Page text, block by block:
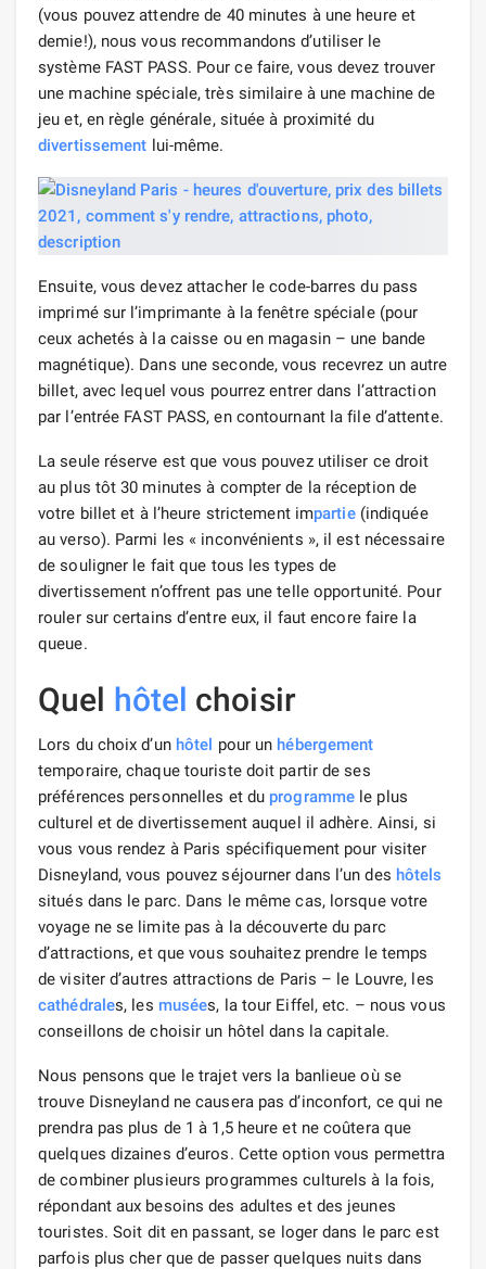
(vous pouvez attendre de 40 minutes à une heure et
demie!), nous vous recommandons d’utiliser le
système FAST PASS. Pour ce faire, vous devez trouver
une machine spéciale, très similaire à une machine de
jeu et, en règle générale, située à proximité du
divertissement lui-même.
Ensuite, vous devez attacher le code-barres du pass
imprimé sur l’imprimante à la fenêtre spéciale (pour
ceux achetés à la caisse ou en magasin – une bande
magnétique). Dans une seconde, vous recevrez un autre
billet, avec lequel vous pourrez entrer dans l’attraction
par l’entrée FAST PASS, en contournant la file d’attente.
La seule réserve est que vous pouvez utiliser ce droit
au plus tôt 30 minutes à compter de la réception de
votre billet et à l’heure strictement impartie(indiquée
au verso). Parmi les « inconvénients », il est nécessaire
de souligner le fait que tous les types de
divertissement n’offrent pas une telle opportunité. Pour
rouler sur certains d’entre eux, il faut encore faire la
queue.
Quel hôtel choisir
Lors du choix d’un hôtel pour un hébergement
temporaire, chaque touriste doit partir de ses
préférences personnelles et du programme le plus
culturel et de divertissement auquel il adhère. Ainsi, si
vous vous rendez à Paris spécifiquement pour visiter
Disneyland, vous pouvez séjourner dans l’un des hôtels
situés dans le parc. Dans le même cas, lorsque votre
voyage ne se limite pas à la découverte du parc
d’attractions, et que vous souhaitez prendre le temps
de visiter d’autres attractions de Paris – le Louvre, les
cathédrales, les musées, la tour Eiffel, etc. – nous vous
conseillons de choisir un hôtel dans la capitale.
Nous pensons que le trajet vers la banlieue où se
trouve Disneyland ne causera pas d’inconfort, ce qui ne
prendra pas plus de 1 à 1,5 heure et ne coûtera que
quelques dizaines d’euros. Cette option vous permettra
de combiner plusieurs programmes culturels à la fois,
répondant aux besoins des adultes et des jeunes
touristes. Soit dit en passant, se loger dans le parc est
parfois plus cher que de passer quelques nuits dans